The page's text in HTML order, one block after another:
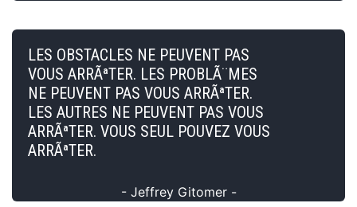
LES OBSTACLES NE PEUVENT PAS
VOUS ARRÃªTER. LES PROBLÃ¨MES
NE PEUVENT PAS VOUS ARRÃªTER.
LES AUTRES NE PEUVENT PAS VOUS
ARRÃªTER. VOUS SEUL POUVEZ VOUS
ARRÃªTER.
- Jeffrey Gitomer -